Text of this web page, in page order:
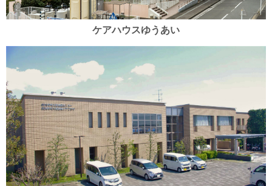
ケアハウスゆうあい